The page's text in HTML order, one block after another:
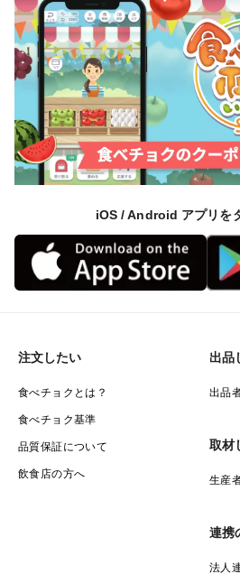
iOS / Android アプリを
注文したい
食べチョクとは？
食べチョク基準
品質保証について
飲食店の方へ
出品
出品
取材
生産
連携
法人